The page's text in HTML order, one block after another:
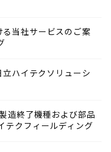
当社サービスのご案
立ハイテクソリューシ
造終了機種および部品
テクフィールディング